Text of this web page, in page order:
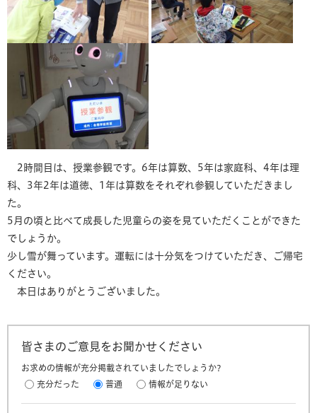
2時間目は、授業参観です。6年は算数、5年は家庭科、4年は理
科、3年2年は道徳、1年は算数をそれぞれ参観していただきまし
た。
5月の頃と比べて成長した児童らの姿を見ていただくことができた
でしょうか。
少し雪が舞っています。運転には十分気をつけていただき、ご帰宅
ください。
本日はありがとうございました。
皆さまのご意見をお聞かせください
お求めの情報が充分掲載されていましたでしょうか?
充分だった
普通 情報が足りない